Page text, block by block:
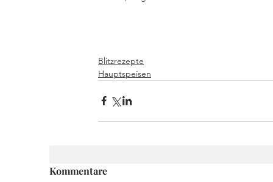
Blitzrezepte
Hauptspeisen
Kommentare